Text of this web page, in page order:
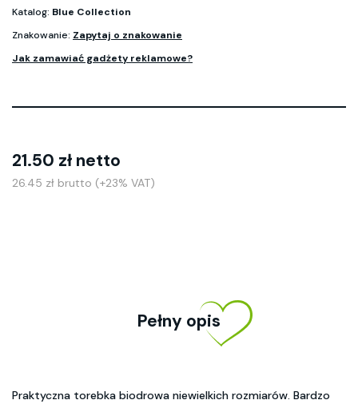
Katalog: Blue Collection
Znakowanie: Zapytaj o znakowanie
Jak zamawiać gadżety reklamowe?
21.50 zł netto
26.45 zł brutto (+23% VAT)
Pełny opis
Praktyczna torebka biodrowa niewielkich rozmiarów. Bardzo